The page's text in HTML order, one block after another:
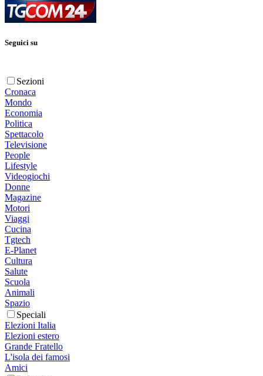
Seguici su
Sezioni
Cronaca
Mondo
Economia
Politica
Spettacolo
Televisione
People
Lifestyle
Videogiochi
Donne
Magazine
Motori
Viaggi
Cucina
Tgtech
E-Planet
Cultura
Salute
Scuola
Animali
Spazio
Speciali
Elezioni Italia
Elezioni estero
Grande Fratello
L'isola dei famosi
Amici